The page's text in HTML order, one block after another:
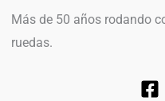
Más de 50 años rodando
ruedas.